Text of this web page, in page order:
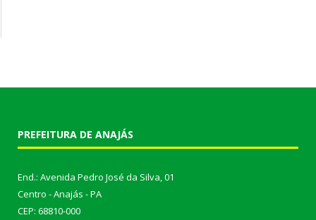
PREFEITURA DE ANAJÁS
End.: Avenida Pedro José da Silva, 01
Centro - Anajás - PA
CEP: 68810-000